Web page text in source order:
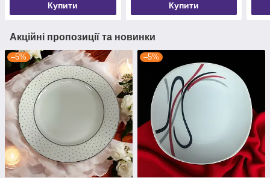
Купити Купити
Акційні пропозиції та новинки
–5% –5%